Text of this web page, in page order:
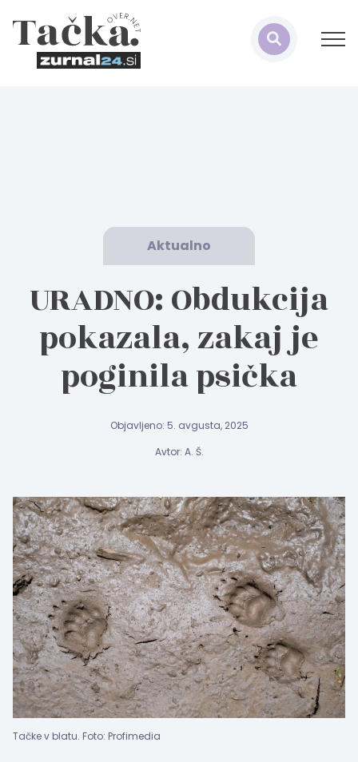
Aktualno
URADNO: Obdukcija
pokazala, zakaj je
poginila psička
Objavljeno: 5. avgusta, 2025
Avtor: A. Š.
Tačke v blatu. Foto: Profimedia